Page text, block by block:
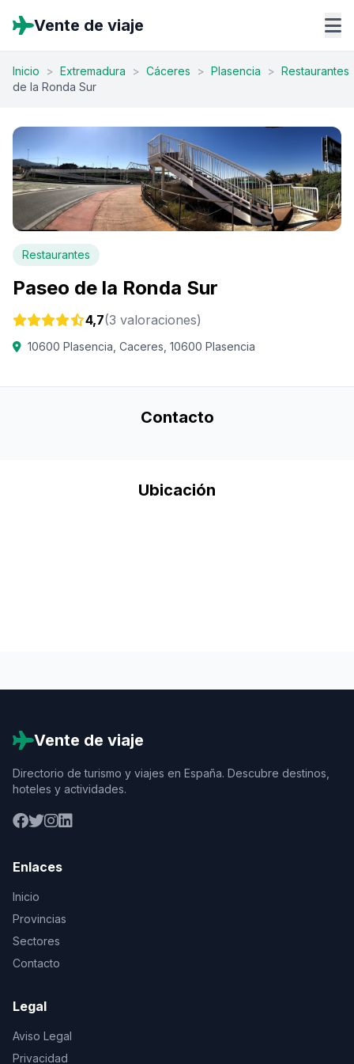
Vente de viaje
Inicio > Extremadura > Cáceres > Plasencia > Restaurantes
de la Ronda Sur
Restaurantes
Paseo de la Ronda Sur
4,7(3 valoraciones)
10600 Plasencia, Caceres, 10600 Plasencia
Contacto
Ubicación
Vente de viaje
Directorio de turismo y viajes en España. Descubre destinos,
hoteles y actividades.
Enlaces
Inicio
Provincias
Sectores
Contacto
Legal
Aviso Legal
Privacidad